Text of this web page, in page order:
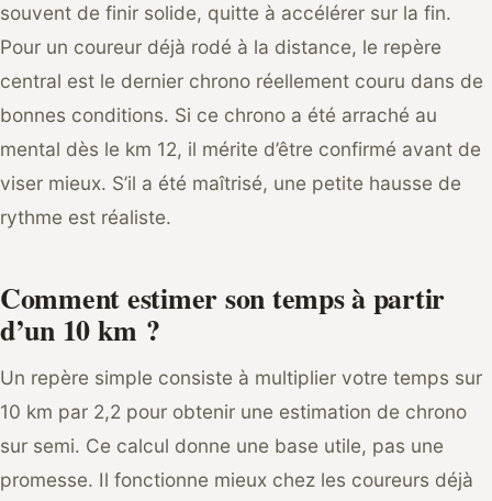
souvent de finir solide, quitte à accélérer sur la fin.
Pour un coureur déjà rodé à la distance, le repère
central est le dernier chrono réellement couru dans de
bonnes conditions. Si ce chrono a été arraché au
mental dès le km 12, il mérite d’être confirmé avant de
viser mieux. S’il a été maîtrisé, une petite hausse de
rythme est réaliste.
Comment estimer son temps à partir
d’un 10 km ?
Un repère simple consiste à multiplier votre temps sur
10 km par 2,2 pour obtenir une estimation de chrono
sur semi. Ce calcul donne une base utile, pas une
promesse. Il fonctionne mieux chez les coureurs déjà